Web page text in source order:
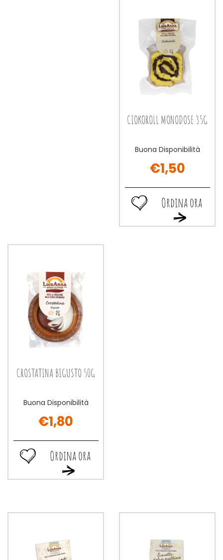
CIOKOROLL MONODOSE 35G
Buona Disponibilità
€1,50
Ordina ora
Ordina
ora
Ordina
ora CIOKOROLL
MONODOSE
CROSTATINA BIGUSTO 50G
Buona Disponibilità
€1,80
Ordina ora
Ordina
ora CROSTATINA
Ordina
ora CROSTATINA
BIGUSTO